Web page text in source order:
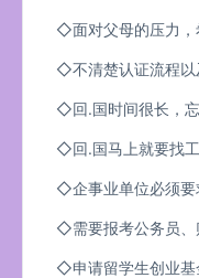
◇面对父母的压力，
◇不清楚认证流程以
◇回.国时间很长，忘
◇回.国马上就要找
◇企事业单位必须要
◇需要报考公务员、
◇申请留学生创业基